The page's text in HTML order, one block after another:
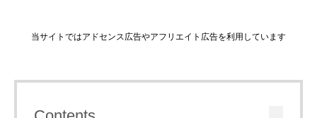
当サイトではアドセンス広告やアフリエイト広告を利用しています